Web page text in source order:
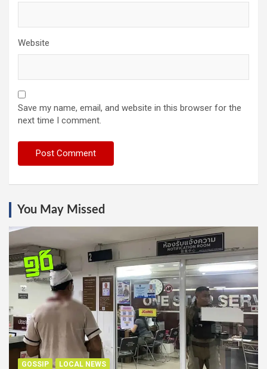
Website
Save my name, email, and website in this browser for the
next time I comment.
You May Missed
GOSSIP LOCAL NEWS